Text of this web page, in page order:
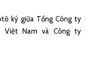
ký giữa Tổng Công ty
Việt Nam và Công ty